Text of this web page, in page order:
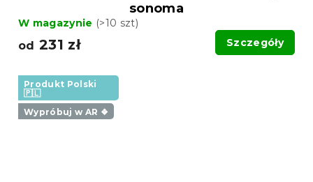
sonoma
W magazynie (>10 szt)
od 231 zł Szczegóły
Produkt Polski
🇵🇱
Wypróbuj w AR ❖